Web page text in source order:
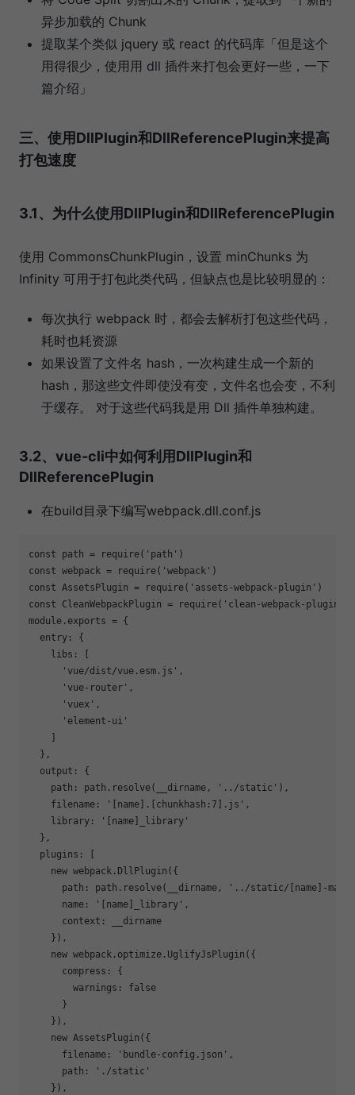
异步加载的 Chunk
提取某个类似 jquery 或 react 的代码库「但是这个
用得很少，使用用 dll 插件来打包会更好一些，一下
篇介绍」
三、使用DllPlugin和DllReferencePlugin来提高
打包速度
3.1、为什么使用DllPlugin和DllReferencePlugin
使用 CommonsChunkPlugin，设置 minChunks 为
Infinity 可用于打包此类代码，但缺点也是比较明显的：
每次执行 webpack 时，都会去解析打包这些代码，
耗时也耗资源
如果设置了文件名 hash，一次构建生成一个新的
hash，那这些文件即使没有变，文件名也会变，不利
于缓存。 对于这些代码我是用 Dll 插件单独构建。
3.2、vue-cli中如何利用DllPlugin和
DllReferencePlugin
在build目录下编写webpack.dll.conf.js
const path = require( 'path' )
const webpack = require( 'webpack' )
const AssetsPlugin = require( 'assets-webpack-plugin' )
const CleanWebpackPlugin = require( 'clean-webpack-plugin'
module.exports = {
  entry: {
    libs: [
'vue/dist/vue.esm.js' ,
'vue-router' ,
'vuex' ,
'element-ui'
    ]
  },
  output: {
    path: path.resolve(__dirname,
'../static' ),
    filename:
'[name].[chunkhash:7].js' ,
    library:
'[name]_library'
  },
  plugins: [
    new webpack.DllPlugin({
      path: path.resolve(__dirname,
'../static/[name]-
      name:
'[name]_library' ,
      context: __dirname
    }),
    new webpack.optimize.UglifyJsPlugin({
      compress: {
        warnings:
false
      }
    }),
    new AssetsPlugin({
      filename:
'bundle-config.json' ,
      path:
'./static'
    }),